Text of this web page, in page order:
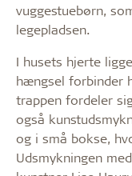
vuggestuebørn,
legepladsen.
I husets hjerte
hængsel forbinder
trappen fordeler
også
og i små bokse,
Udsmykningen